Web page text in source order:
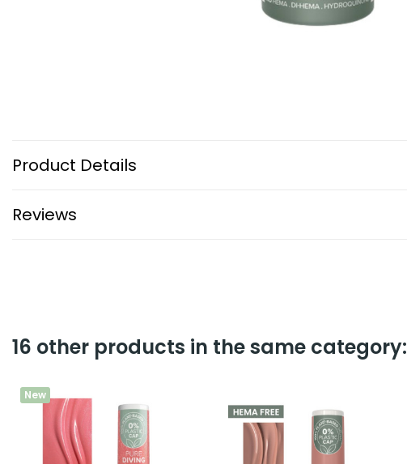
Product Details
Reviews
16 other products in the same category:
New